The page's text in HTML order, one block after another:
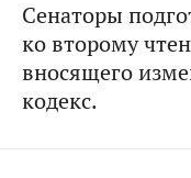
Сенаторы
ко второму
вносящего
кодекс.